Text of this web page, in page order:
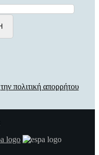
την πολιτική απορρήτου